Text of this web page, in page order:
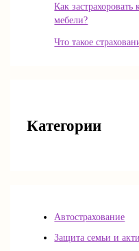
Как
мебели?
Что такое
Категории
Автострахование
Защита семьи и